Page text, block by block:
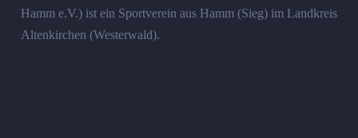
Hamm e.V.) ist ein Sportverein aus Hamm (Sieg) im Landkreis
Altenkirchen (Westerwald).